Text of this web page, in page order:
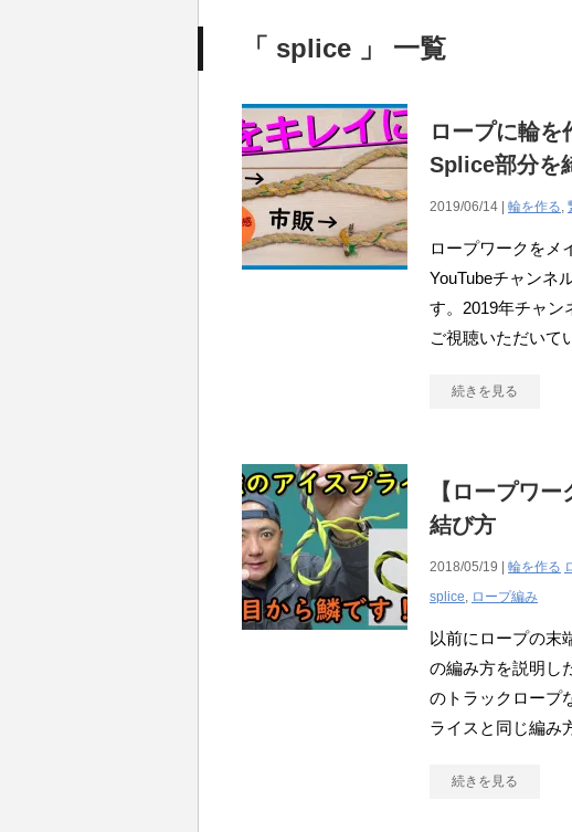
「 splice 」 一覧
ロープに輪を
Splice部分を
2019/06/14 | 輪を作る,
ロープワークをメ
YouTubeチャンネ
す。2019年チャン
ご視聴いただいて
続きを見る
【ロープワ
結び方
2018/05/19 | 輪を作る
splice, ロープ編み
以前にロープの末
の編み方を説明し
のトラックロープ
ライスと同じ編み
続きを見る